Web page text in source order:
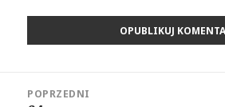
wpisuPOPRZEDNI